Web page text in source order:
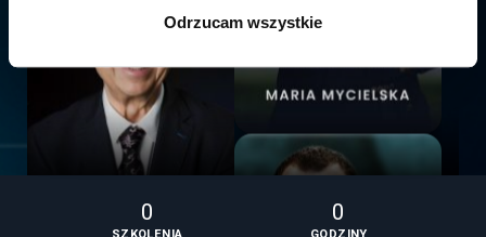
Odrzucam wszystkie
0 0